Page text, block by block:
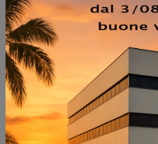
STOCK CON